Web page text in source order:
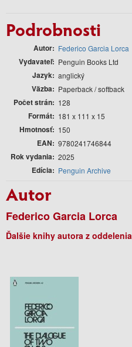
Podrobnosti
Autor Federico Garcia Lorca
Vydavateľ Penguin Books Ltd
Jazyk anglický
Väzba Paperback / softback
Počet strán 128
Formát 181 x 111 x 15
Hmotnosť 150
EAN 9780241746844
Rok vydania 2025
Edícia Penguin Archive
Autor
Federico Garcia Lorca
Ďalšie knihy autora z oddelenia